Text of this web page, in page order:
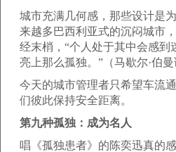
城市充满几何感，那些设计是
来越多巴西利亚式的沉闷城市
经末梢，“个人处于其中会感到
亮上那么孤独。”（马歇尔·伯曼
今天的城市管理者只希望车流
们彼此保持安全距离。
第九种孤独：成为名人
唱《孤独患者》的陈奕迅真的